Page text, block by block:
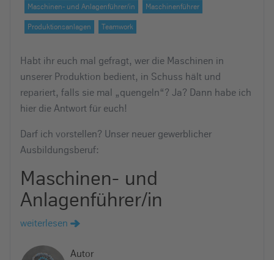
Maschinen- und Anlagenführer/in Maschinenführer
Produktionsanlagen Teamwork
Habt ihr euch mal gefragt, wer die Maschinen in
unserer Produktion bedient, in Schuss hält und
repariert, falls sie mal „quengeln“? Ja? Dann habe ich
hier die Antwort für euch!
Darf ich vorstellen? Unser neuer gewerblicher
Ausbildungsberuf:
Maschinen- und
Anlagenführer/in
weiterlesen
Autor